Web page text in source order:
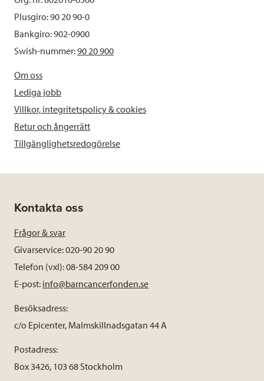
Plusgiro: 90 20 90-0
Bankgiro: 902-0900
Swish-nummer:90 20 900
Om oss
Lediga jobb
Villkor, integritetspolicy & cookies
Retur och ångerrätt
Tillgänglighetsredogörelse
Kontakta oss
Frågor & svar
Givarservice: 020-90 20 90
Telefon (vxl): 08-584 209 00
E-post: info@barncancerfonden.se
Besöksadress:
c/o Epicenter, Malmskillnadsgatan 44 A
Postadress:
Box 3426, 103 68 Stockholm